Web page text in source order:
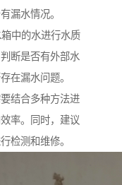
漏水情况。
中的水进行水质
断是否有外部水
在漏水问题。
结合多种方法进
率。同时，建议
检测和维修。